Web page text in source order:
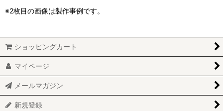
※2枚目の画像は製作事例です。
ショッピングカート
マイページ
メールマガジン
新規登録